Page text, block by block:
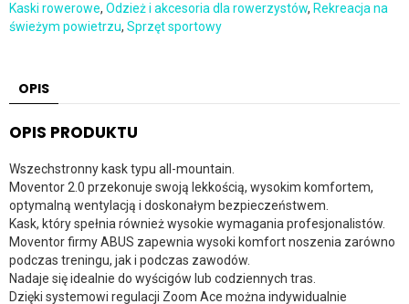
Kaski rowerowe, Odzież i akcesoria dla rowerzystów, Rekreacja na
świeżym powietrzu, Sprzęt sportowy
OPIS
OPIS PRODUKTU
Wszechstronny kask typu all-mountain.
Moventor 2.0 przekonuje swoją lekkością, wysokim komfortem,
optymalną wentylacją i doskonałym bezpieczeństwem.
Kask, który spełnia również wysokie wymagania profesjonalistów.
Moventor firmy ABUS zapewnia wysoki komfort noszenia zarówno
podczas treningu, jak i podczas zawodów.
Nadaje się idealnie do wyścigów lub codziennych tras.
Dzięki systemowi regulacji Zoom Ace można indywidualnie